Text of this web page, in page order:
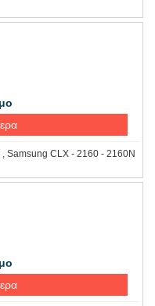
Samsung CLX - 2160 - 2160N